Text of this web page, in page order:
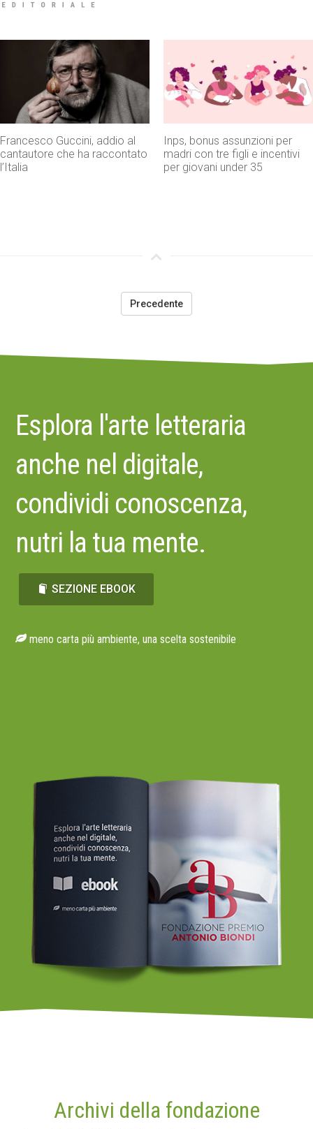
Francesco Guccini, addio al
cantautore che ha raccontato
l’Italia
Inps, bonus assunzioni per
madri con tre figli e incentivi
per giovani under 35
Precedente
Esplora l'arte letteraria
anche nel digitale,
condividi conoscenza,
nutri la tua mente.
SEZIONE EBOOK
meno carta più ambiente, una scelta sostenibile
Archivi della fondazione